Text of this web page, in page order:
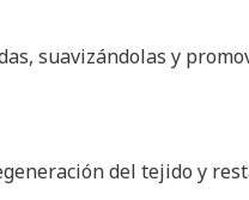
suavizándolas y
del tejido y